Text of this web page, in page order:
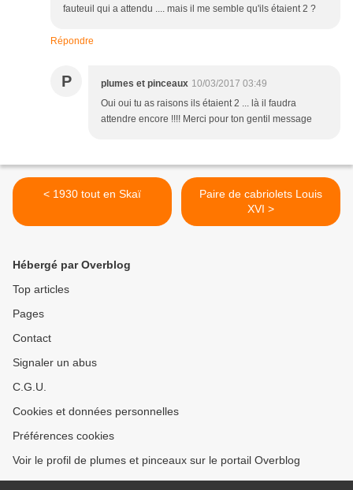
fauteuil qui a attendu .... mais il me semble qu'ils étaient 2 ?
Répondre
P plumes et pinceaux 10/03/2017 03:49
Oui oui tu as raisons ils étaient 2 ... là il faudra
attendre encore !!!! Merci pour ton gentil message
< 1930 tout en Skaï
Paire de cabriolets Louis
XVI >
Hébergé par Overblog
Top articles
Pages
Contact
Signaler un abus
C.G.U.
Cookies et données personnelles
Préférences cookies
Voir le profil de plumes et pinceaux sur le portail Overblog